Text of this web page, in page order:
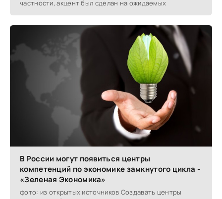
частности, акцент был сделан на ожидаемых
В России могут появиться центры
компетенций по экономике замкнутого цикла -
«Зеленая Экономика»
фото: из открытых источников Создавать центры